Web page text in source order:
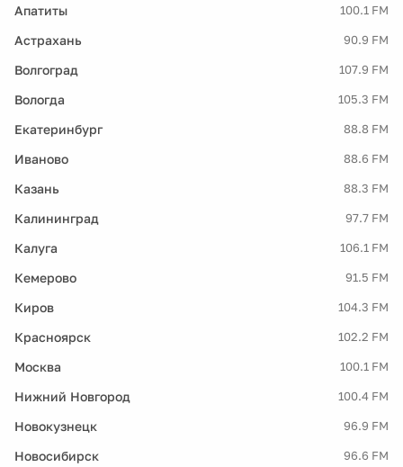
Апатиты 100.1 FM
Астрахань 90.9 FM
Волгоград 107.9 FM
Вологда 105.3 FM
Екатеринбург 88.8 FM
Иваново 88.6 FM
Казань 88.3 FM
Калининград 97.7 FM
Калуга 106.1 FM
Кемерово 91.5 FM
Киров 104.3 FM
Красноярск 102.2 FM
Москва 100.1 FM
Нижний Новгород 100.4 FM
Новокузнецк 96.9 FM
Новосибирск 96.6 FM